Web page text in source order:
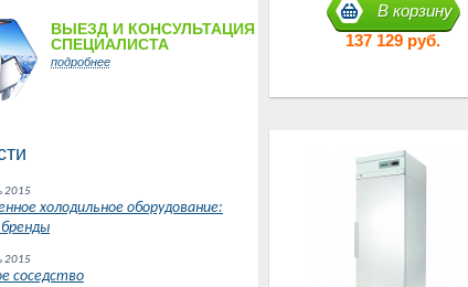
В корзину
137 129 руб.
ВЫЕЗД И КОНСУЛЬТАЦИЯ
СПЕЦИАЛИСТА
подробнее
2015
холодильное оборудование:
2015
соседство